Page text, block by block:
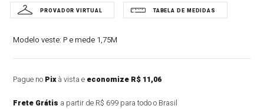
Modelo veste: P e mede 1,75M
Pague no Pixà vista e economize R$ 11,06
Frete Grátis a partir de R$ 699 para todo o Brasil